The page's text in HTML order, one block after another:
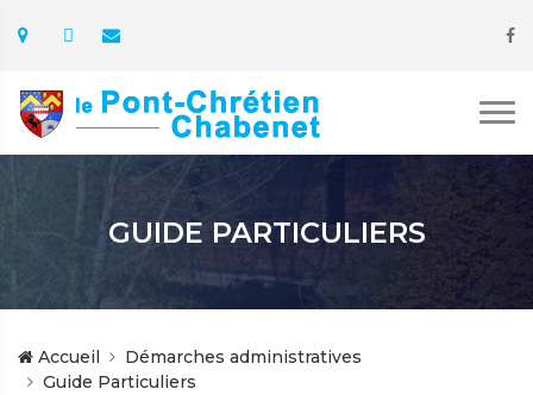
GUIDE PARTICULIERS
Accueil
Démarches administratives
Guide Particuliers